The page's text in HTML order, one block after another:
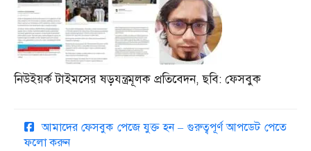
নিউইয়র্ক টাইমসের ষড়যন্ত্রমূলক প্রতিবেদন, ছবি: ফেসবুক
আমাদের ফেসবুক পেজে যুক্ত হন – গুরুত্বপূর্ণ আপডেট পেতে
ফলো করুন